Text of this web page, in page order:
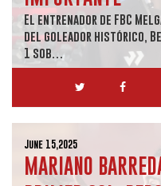
El entrenador de FBC
del goleador histórico,
1 sob…
June 15,2025
MARIANO